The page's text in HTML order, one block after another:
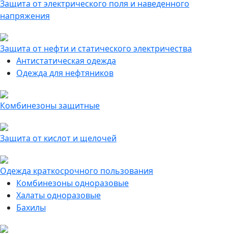
Защита от электрического поля и наведенного
напряжения
Защита от нефти и статического электричества
Антистатическая одежда
Одежда для нефтяников
Комбинезоны защитные
Защита от кислот и щелочей
Одежда краткосрочного пользования
Комбинезоны одноразовые
Халаты одноразовые
Бахилы